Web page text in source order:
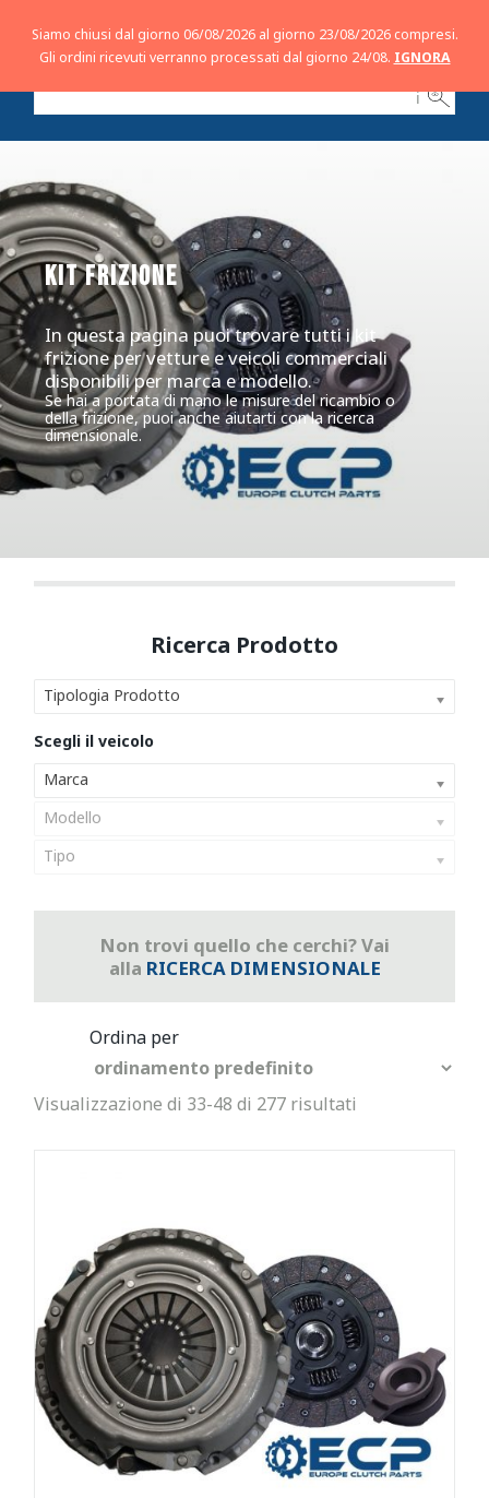
ℹ
KIT FRIZIONE
In questa pagina puoi trovare tutti i kit
frizione per vetture e veicoli commerciali
disponibili per marca e modello.
Se hai a portata di mano le misure del ricambio o
della frizione, puoi anche aiutarti con la ricerca
dimensionale.
Tipologia Prodotto
Marca
Modello
Tipo
Non trovi quello che cerchi? Vai
alla RICERCA DIMENSIONALE
Visualizzazione di 33-48 di 277 risultati
Siamo chiusi dal giorno 06/08/2026 al giorno 23/08/2026 compresi.
Gli ordini ricevuti verranno processati dal giorno 24/08. IGNORA